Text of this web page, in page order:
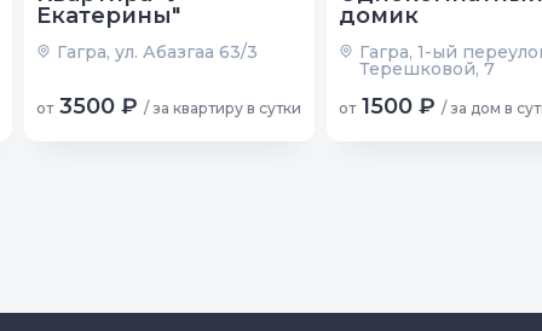
Екатерины"
Гагра, ул. Абазгаа 63/3
от 3500 ₽ / за квартиру в сутки
домик
Гагра, 1-ый
Терешковой, 7
от 1500 ₽ / за дом в